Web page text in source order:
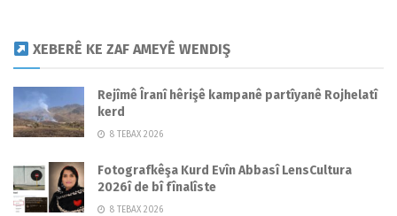
XEBERÊ KE ZAF AMEYÊ WENDIŞ
Rejîmê Îranî hêrişê kampanê partîyanê Rojhelatî
kerd
8 TEBAX 2026
Fotografkêşa Kurd Evîn Abbasî LensCultura
2026î de bî fînalîste
8 TEBAX 2026